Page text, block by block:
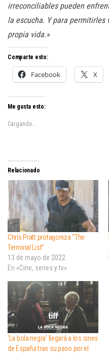
irreconciliables pueden
la escucha. Y para
propia vida.»
Comparte esto:
Facebook X
Me gusta esto:
Cargando...
Relacionado
Chris Pratt protagoniza “The
Terminal List”
13 de mayo de 2022
En «Cine, series y tv»
‘La bola negra’ llegará a los cines
de España tras su paso por el